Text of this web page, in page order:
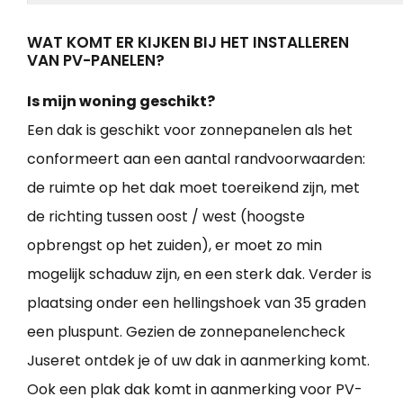
WAT KOMT ER KIJKEN BIJ HET INSTALLEREN
VAN PV-PANELEN?
Is mijn woning geschikt?
Een dak is geschikt voor zonnepanelen als het
conformeert aan een aantal randvoorwaarden:
de ruimte op het dak moet toereikend zijn, met
de richting tussen oost / west (hoogste
opbrengst op het zuiden), er moet zo min
mogelijk schaduw zijn, en een sterk dak. Verder is
plaatsing onder een hellingshoek van 35 graden
een pluspunt. Gezien de zonnepanelencheck
Juseret ontdek je of uw dak in aanmerking komt.
Ook een plak dak komt in aanmerking voor PV-